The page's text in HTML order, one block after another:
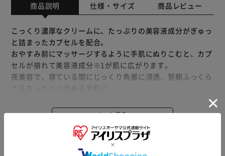
商品説明 仕様・サイズ 商品レビュー
こっくり濃厚なクリームに、たっぷりの美容液成分がぎゅっ
と詰まったカプセルを配合。
おやすみ前にマッサージするように手肌にぬりこむと、カプ
セルが崩れて美容液成分※1が肌に広がります。
夜美容で、寝ている間にじっくり角層に浸透、翌朝ふっくら
ドリーミーアロマの香り。
※1 ローヤルゼリーエキス＆パンテノール（保湿成分）
もっと見る
※製品は予告なく仕様を変更する場合がございます。あらか
じめご了承ください。